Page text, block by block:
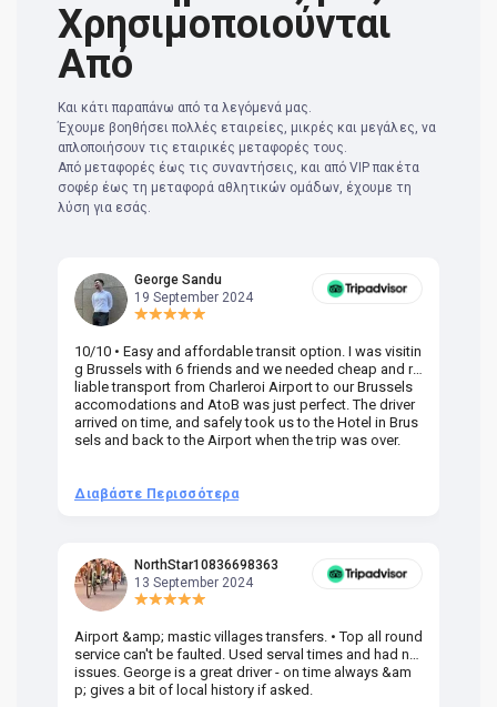
Χρησιμοποιούνται
Από
Και κάτι παραπάνω από τα λεγόμενά μας.
Έχουμε βοηθήσει πολλές εταιρείες, μικρές και μεγάλες, να
απλοποιήσουν τις εταιρικές μεταφορές τους.
Από μεταφορές έως τις συναντήσεις, και από VIP πακέτα
σοφέρ έως τη μεταφορά αθλητικών ομάδων, έχουμε τη
λύση για εσάς.
George Sandu
19 September 2024
10/10 • Easy and affordable transit option. I was visitin
g Brussels with 6 friends and we needed cheap and re
liable transport from Charleroi Airport to our Brussels
accomodations and AtoB was just perfect. The driver
arrived on time, and safely took us to the Hotel in Brus
sels and back to the Airport when the trip was over.
Διαβάστε Περισσότερα
NorthStar10836698363
13 September 2024
Airport &amp; mastic villages transfers. • Top all round
service can't be faulted. Used serval times and had no
issues. George is a great driver - on time always &am
p; gives a bit of local history if asked.